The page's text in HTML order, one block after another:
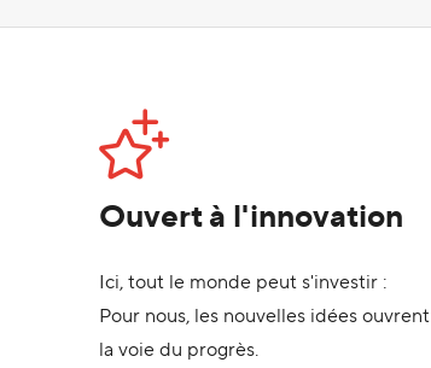
Ouvert à l'innovation
Ici, tout le monde peut s'investir :
Pour nous, les nouvelles idées ouvrent
la voie du progrès.